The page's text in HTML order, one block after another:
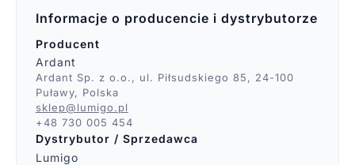
Informacje o producencie i dystrybutorze
Producent
Ardant
Ardant Sp. z o.o., ul. Piłsudskiego 85, 24-100
Puławy, Polska
sklep@lumigo.pl
+48 730 005 454
Dystrybutor / Sprzedawca
Lumigo